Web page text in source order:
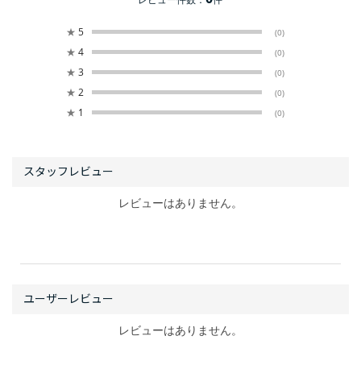
★ 5 (0)
★ 4 (0)
★ 3 (0)
★ 2 (0)
★ 1 (0)
レビューはありません。
レビューはありません。